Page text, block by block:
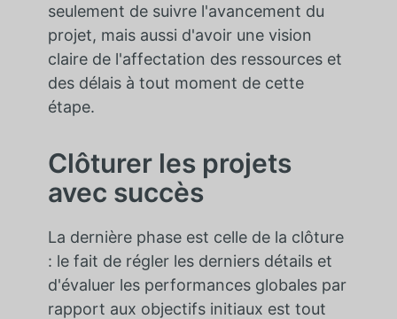
seulement de suivre l'avancement du
projet, mais aussi d'avoir une vision
claire de l'affectation des ressources et
des délais à tout moment de cette
étape.
Clôturer les projets
avec succès
La dernière phase est celle de la clôture
: le fait de régler les derniers détails et
d'évaluer les performances globales par
rapport aux objectifs initiaux est tout